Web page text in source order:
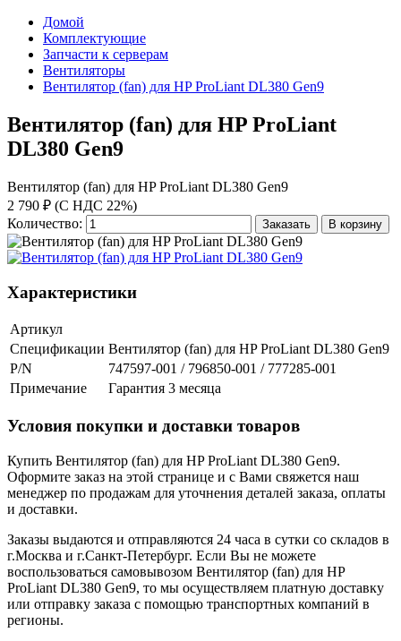
Домой
Комплектующие
Запчасти к серверам
Вентиляторы
Вентилятор (fan) для HP ProLiant DL380 Gen9
Вентилятор (fan) для HP ProLiant
DL380 Gen9
Вентилятор (fan) для HP ProLiant DL380 Gen9
2 790 ₽ (С НДС 22%)
Количество:
Заказать В корзину
Характеристики
Артикул
Спецификации Вентилятор (fan) для HP ProLiant DL380 Gen9
P/N
747597-001 / 796850-001 / 777285-001
Примечание
Гарантия 3 месяца
Условия покупки и доставки товаров
Купить Вентилятор (fan) для HP ProLiant DL380 Gen9.
Оформите заказ на этой странице и с Вами свяжется наш
менеджер по продажам для уточнения деталей заказа, оплаты
и доставки.
Заказы выдаются и отправляются 24 часа в сутки со складов в
г.Москва и г.Санкт-Петербург. Если Вы не можете
воспользоваться самовывозом Вентилятор (fan) для HP
ProLiant DL380 Gen9, то мы осуществляем платную доставку
или отправку заказа с помощью транспортных компаний в
регионы.